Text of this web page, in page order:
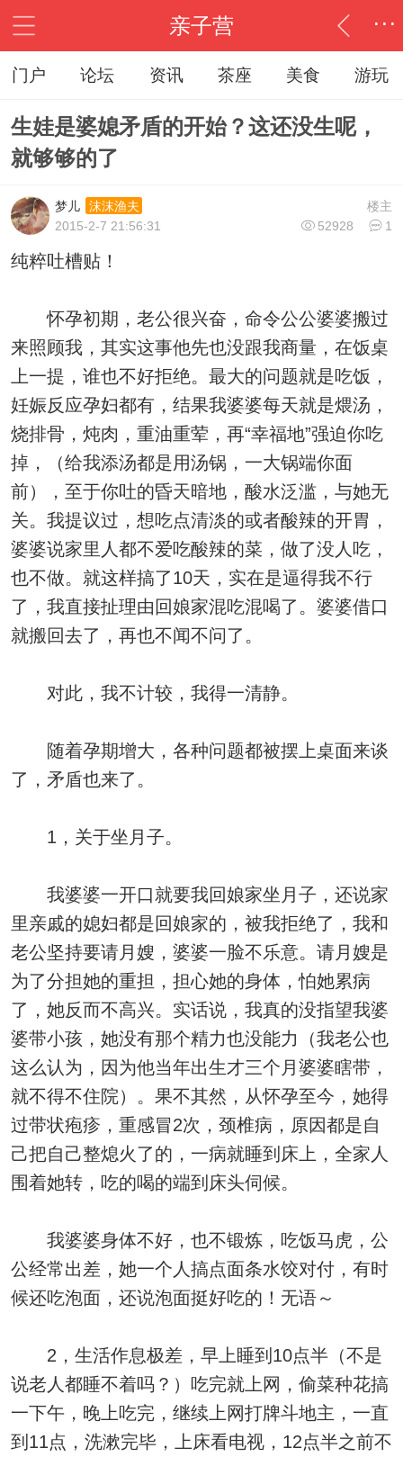
亲子营
...
...
门户 论坛 资讯 茶座 美食 游玩
生娃是婆媳矛盾的开始？这还没生呢，
就够够的了
楼主
梦儿
沫沫渔夫
52928
1
2015-2-7 21:56:31
纯粹吐槽贴！
怀孕初期，老公很兴奋，命令公公婆婆搬过
来照顾我，其实这事他先也没跟我商量，在饭桌
上一提，谁也不好拒绝。最大的问题就是吃饭，
妊娠反应孕妇都有，结果我婆婆每天就是煨汤，
烧排骨，炖肉，重油重荤，再“幸福地”强迫你吃
掉，（给我添汤都是用汤锅，一大锅端你面
前），至于你吐的昏天暗地，酸水泛滥，与她无
关。我提议过，想吃点清淡的或者酸辣的开胃，
婆婆说家里人都不爱吃酸辣的菜，做了没人吃，
也不做。就这样搞了10天，实在是逼得我不行
了，我直接扯理由回娘家混吃混喝了。婆婆借口
就搬回去了，再也不闻不问了。
对此，我不计较，我得一清静。
随着孕期增大，各种问题都被摆上桌面来谈
了，矛盾也来了。
1，关于坐月子。
我婆婆一开口就要我回娘家坐月子，还说家
里亲戚的媳妇都是回娘家的，被我拒绝了，我和
老公坚持要请月嫂，婆婆一脸不乐意。请月嫂是
为了分担她的重担，担心她的身体，怕她累病
了，她反而不高兴。实话说，我真的没指望我婆
婆带小孩，她没有那个精力也没能力（我老公也
这么认为，因为他当年出生才三个月婆婆瞎带，
就不得不住院）。果不其然，从怀孕至今，她得
过带状疱疹，重感冒2次，颈椎病，原因都是自
己把自己整熄火了的，一病就睡到床上，全家人
围着她转，吃的喝的端到床头伺候。
我婆婆身体不好，也不锻炼，吃饭马虎，公
公经常出差，她一个人搞点面条水饺对付，有时
候还吃泡面，还说泡面挺好吃的！无语～
2，生活作息极差，早上睡到10点半（不是
说老人都睡不着吗？）吃完就上网，偷菜种花搞
一下午，晚上吃完，继续上网打牌斗地主，一直
到11点，洗漱完毕，上床看电视，12点半之前不